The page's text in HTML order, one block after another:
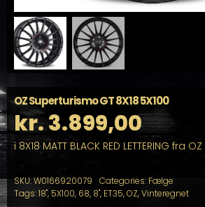
OZ Superturismo GT 8X18 5X100
kr.3.899,00
i 8X18 MATT BLACK RED LETTERING fra OZ
SKU:W0166920079 Categories: Fælge
Tags:18", 5X100, 68, 8", ET35,OZ,Vinteregnet